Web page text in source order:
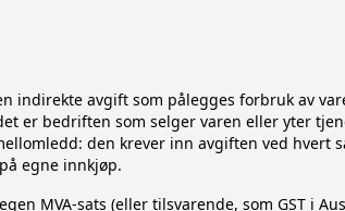
indirekte avgift som pålegges forbruk av
er bedriften som selger varen eller yter
den krever inn avgiften ved
egne innkjøp.
MVA-sats (eller tilsvarende, som GST i